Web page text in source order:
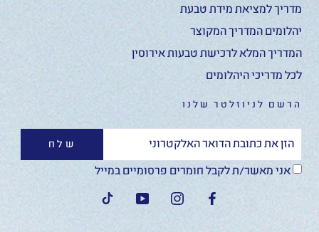
מדריך למציאת מידת טבעת
יהלומים המדריך המקוצר
המדריך המלא לרכישת טבעות אירוסין
לכל מדריכי היהלומים
הרשם לניוזלטר שלנו
שלח
אני מאשר/ת לקבל חומרים פרסומיים במייל